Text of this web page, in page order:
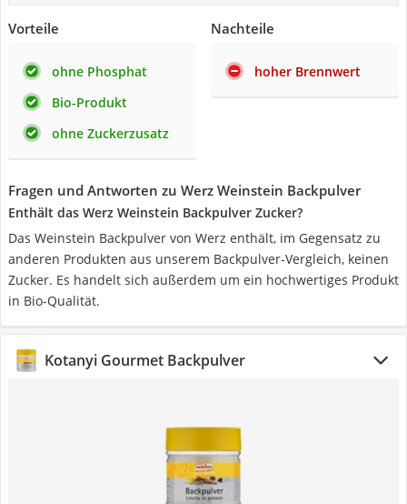
Vorteile
ohne Phosphat
Bio-Produkt
ohne Zuckerzusatz
Nachteile
hoher Brennwert
Fragen und Antworten zu Werz Weinstein Backpulver
Enthält das Werz Weinstein Backpulver Zucker?
Das Weinstein Backpulver von Werz enthält, im Gegensatz zu
anderen Produkten aus unserem Backpulver-Vergleich, keinen
Zucker. Es handelt sich außerdem um ein hochwertiges Produkt
in Bio-Qualität.
Kotanyi Gourmet Backpulver